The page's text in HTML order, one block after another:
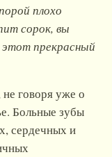
плохо
сорок, вы
этот прекрасный
говоря уже о
Больные зубы
сердечных и